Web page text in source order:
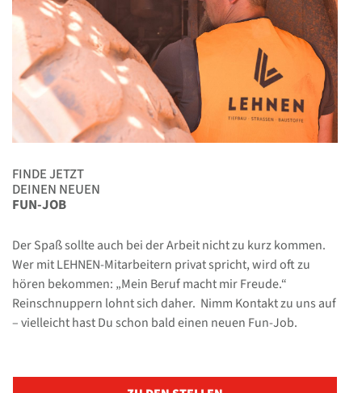
FINDE JETZT
DEINEN NEUEN
FUN-JOB
Der Spaß sollte auch bei der Arbeit nicht zu kurz kommen.
Wer mit LEHNEN-Mitarbeitern privat spricht, wird oft zu
hören bekommen: „Mein Beruf macht mir Freude.“
Reinschnuppern lohnt sich daher. Nimm Kontakt zu uns auf
– vielleicht hast Du schon bald einen neuen Fun-Job.